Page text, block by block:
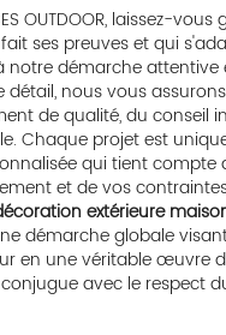
OUTDOOR, laissez-
ses preuves et qui
notre démarche attentive
détail, nous vous
de qualité, du conseil
Chaque projet est
qui tient compte
et de vos
extérieure
démarche globale
en une véritable œuvre
avec le respect